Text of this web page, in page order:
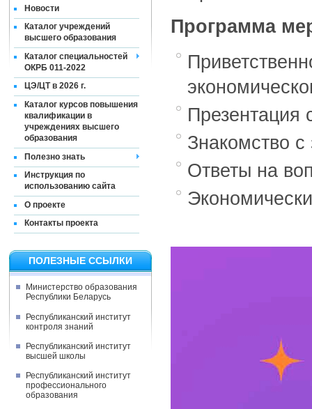
Новости
Каталог учреждений
высшего образования
Каталог специальностей
ОКРБ 011-2022
ЦЭ/ЦТ в 2026 г.
Каталог курсов повышения
квалификации в
учреждениях высшего
образования
Полезно знать
Инструкция по
использованию сайта
О проекте
Контакты проекта
ПОЛЕЗНЫЕ ССЫЛКИ
Министерство образования
Республики Беларусь
Республиканский институт
контроля знаний
Республиканский институт
высшей школы
Республиканский институт
профессионального
образования
Программа
Презентация
Знакомство
Ответы на